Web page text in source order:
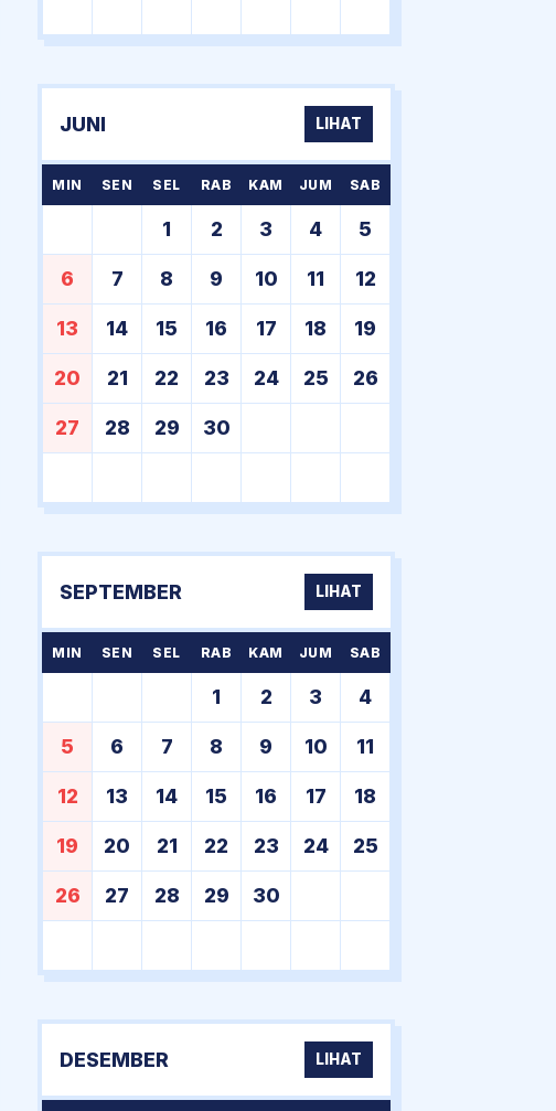
JUNI LIHAT
MIN SEN SEL RAB KAM JUM SAB
1 2 3 4 5
6 7 8 9 10 11 12
13 14 15 16 17 18 19
20 21 22 23 24 25 26
27 28 29 30
SEPTEMBER LIHAT
MIN SEN SEL RAB KAM JUM SAB
1 2 3 4
5 6 7 8 9 10 11
12 13 14 15 16 17 18
19 20 21 22 23 24 25
26 27 28 29 30
DESEMBER LIHAT